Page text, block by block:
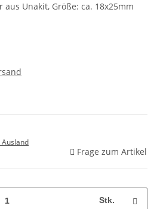
aus Unakit, Größe: ca. 18x25mm
Ausland
Frage zum Artikel
Stk.